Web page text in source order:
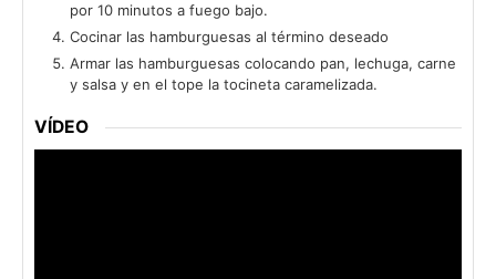
por 10 minutos a fuego bajo.
Cocinar las hamburguesas al término deseado
Armar las hamburguesas colocando pan, lechuga, carne
y salsa y en el tope la tocineta caramelizada.
VÍDEO